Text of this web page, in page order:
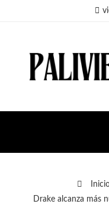
Drake alcanza más